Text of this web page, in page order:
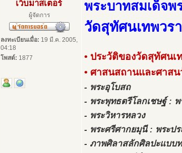
เว็บมาสเตอร์
ผู้จัดการ
ลงทะเบียนเมื่อ: 19 มี.ค. 2005,
04:18
โพสต์: 1877
พระบาทสมเด็จ
วัดสุทัศนเทพวร
• ประวัติของวัดสุทัศนเ
• ศาสนสถานและศาส
- พระอุโบสถ
- พระพุทธตรีโลกเชษฐ์ :
- พระวิหารหลวง
- พระศรีศากยมุนี : พระป
- ภาพศิลาสลักศิลปะแบบ